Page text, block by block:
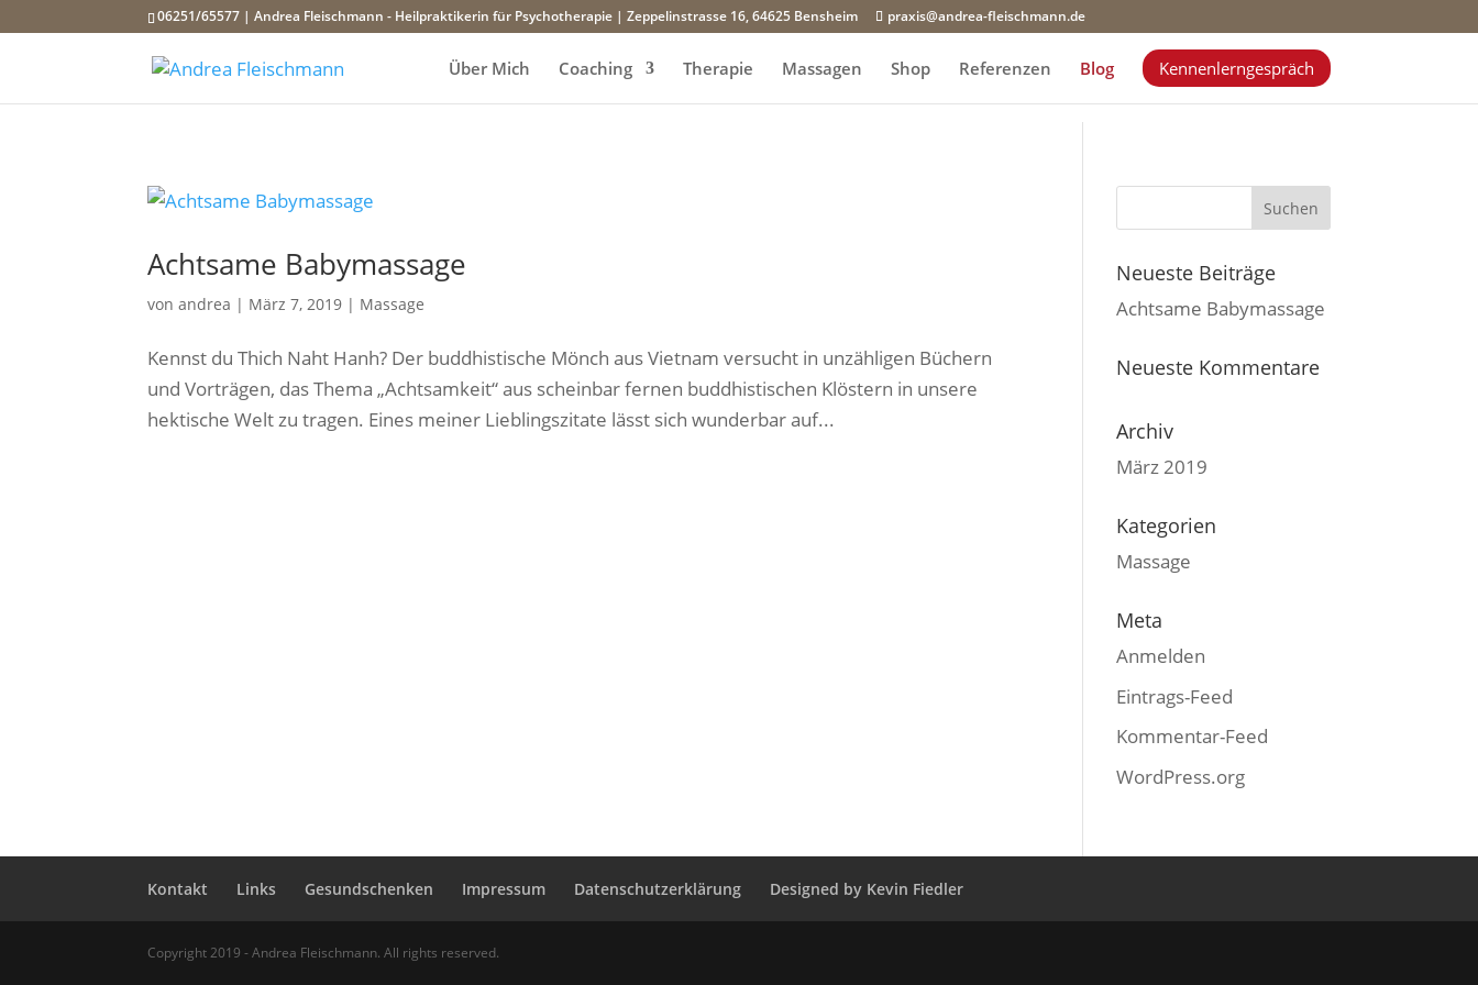
06251/65577 | Andrea Fleischmann - Heilpraktikerin für Psychotherapie | Zeppelinstrasse 16, 64625 Bensheim praxis@andrea-fleischmann.de
Über Mich Coaching Therapie Massagen Shop Referenzen Blog Kennenlerngespräch
Achtsame Babymassage
vonandrea | März 7, 2019 | Massage
Kennst du Thich Naht Hanh? Der buddhistische Mönch aus Vietnam versucht in unzähligen Büchern
und Vorträgen, das Thema „Achtsamkeit“ aus scheinbar fernen buddhistischen Klöstern in unsere
hektische Welt zu tragen. Eines meiner Lieblingszitate lässt sich wunderbar auf...
Neueste Beiträge
Achtsame Babymassage
Neueste Kommentare
Archiv
März 2019
Kategorien
Massage
Meta
Anmelden
Eintrags-Feed
Kommentar-Feed
WordPress.org
Kontakt Links Gesundschenken Impressum Datenschutzerklärung Designed by Kevin Fiedler
Copyright 2019 - Andrea Fleischmann. All rights reserved.